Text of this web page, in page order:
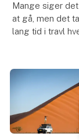
Mange siger
at gå, men det
lang tid i travl
København
har ikke tid til at
Det at gå er